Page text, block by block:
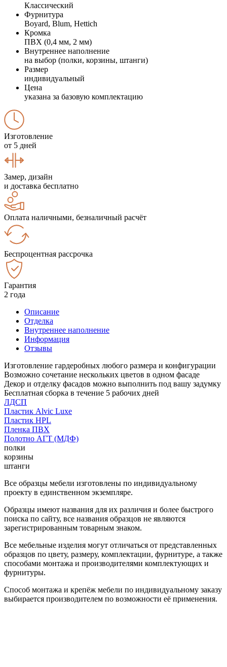
Классический
Фурнитура
Boyard, Blum, Hettich
Кромка
ПВХ (0,4 мм, 2 мм)
Внутреннее наполнение
на выбор (полки, корзины, штанги)
Размер
индивидуальный
Цена
указана за базовую комплектацию
Изготовление
от 5 дней
Замер, дизайн
и доставка бесплатно
Оплата наличными, безналичный расчёт
Беспроцентная рассрочка
Гарантия
2 года
Описание
Отделка
Внутреннее наполнение
Информация
Отзывы
Изготовление гардеробных любого размера и конфигурации
Возможно сочетание нескольких цветов в одном фасаде
Декор и отделку фасадов можно выполнить под вашу задумку
Бесплатная сборка в течение 5 рабочих дней
ЛДСП
Пластик Alvic Luxe
Пластик HPL
Пленка ПВХ
Полотно АГТ (МДФ)
полки
корзины
штанги
Все образцы мебели изготовлены по индивидуальному
проекту в единственном экземпляре.
Образцы имеют названия для их различия и более быстрого
поиска по сайту, все названия образцов не являются
зарегистрированным товарным знаком.
Все мебельные изделия могут отличаться от представленных
образцов по цвету, размеру, комплектации, фурнитуре, а также
способами монтажа и производителями комплектующих и
фурнитуры.
Способ монтажа и крепёж мебели по индивидуальному заказу
выбирается производителем по возможности её применения.